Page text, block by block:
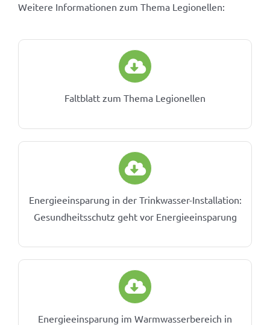
Weitere Informationen zum Thema Legionellen:
Faltblatt zum Thema Legionellen
Energieeinsparung in der Trinkwasser-Installation:
Gesundheitsschutz geht vor Energieeinsparung
Energieeinsparung im Warmwasserbereich in